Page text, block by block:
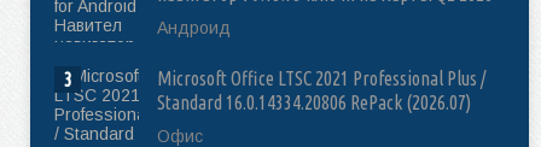
Андроид
3
Microsoft Office LTSC 2021 Professional Plus /
Standard 16.0.14334.20806 RePack (2026.07)
Офис